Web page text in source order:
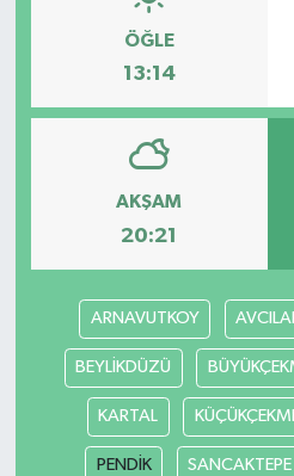
ÖĞLE
13:14
AKŞAM
20:21
ARNAVUTKOY
BEYLİKDÜZÜ
KARTAL
PENDİK SANCAKTEPE
YAŞAM